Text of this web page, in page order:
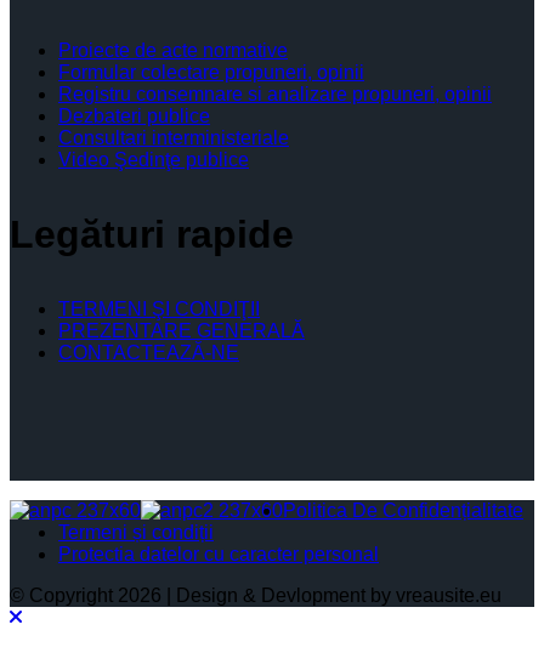
Proiecte de acte normative
Formular colectare propuneri, opinii
Registru consemnare si analizare propuneri, opinii
Dezbateri publice
Consultari interministeriale
Video Şedinţe publice
Legături rapide
TERMENI ŞI CONDIŢII
PREZENTARE GENERALĂ
CONTACTEAZĂ-NE
Politica De Confidențialitate
Termeni și condiții
Protectia datelor cu caracter personal
© Copyright 2026 | Design & Devlopment by vreausite.eu